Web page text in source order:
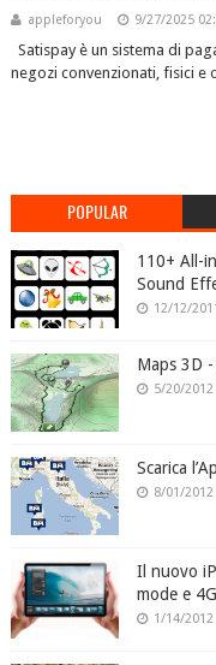
appleforyou 9/27/2025
Satispay è un sistema di
negozi convenzionati, fisici e
POPULAR
110+ All-
Sound
12/12/
Maps 3D
5/20/2012
Scarica
8/01/2012
Il nuovo
mode e
1/14/2012